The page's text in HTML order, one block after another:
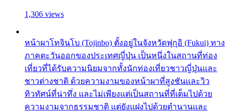
1,306 views
หน้าผาโทจินโบ (Tojinbo) ตั้งอยู่ในจังหวัดฟุกุอิ (Fukui) ทาง
ภาคตะวันออกของประเทศญี่ปุ่น เป็นหนึ่งในสถานที่ท่อง
เที่ยวที่ได้รับความนิยมจากทั้งนักท่องเที่ยวชาวญี่ปุ่นและ
ชาวต่างชาติ ด้วยความงามของหน้าผาที่สูงชันและวิว
ทิวทัศน์ที่น่าทึ่ง และไม่เพียงแต่เป็นสถานที่ที่เต็มไปด้วย
ความงามจากธรรมชาติ แต่ยังแฝงไปด้วยตำนานและ